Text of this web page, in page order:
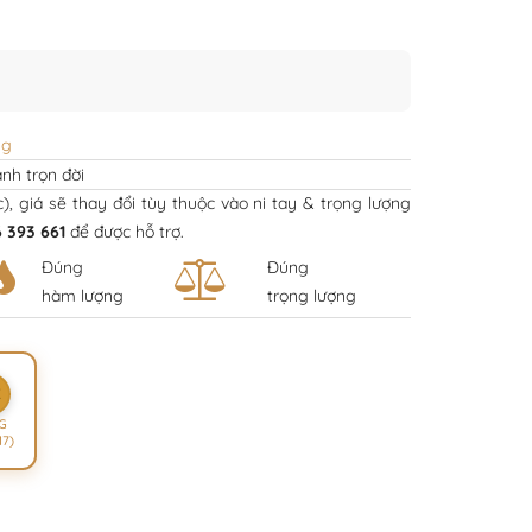
trọn đời
giá sẽ thay đổi tùy thuộc vào ni tay & trọng lượng
393 661 để được hỗ trợ.
Đúng
hàm lượng
Đúng
trọng lượng